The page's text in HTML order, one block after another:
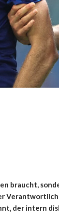
braucht,
der intern